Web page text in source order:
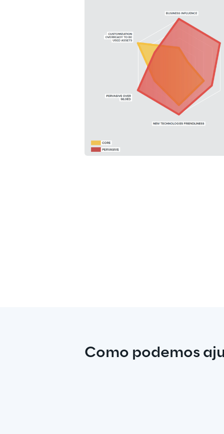
Como podemos